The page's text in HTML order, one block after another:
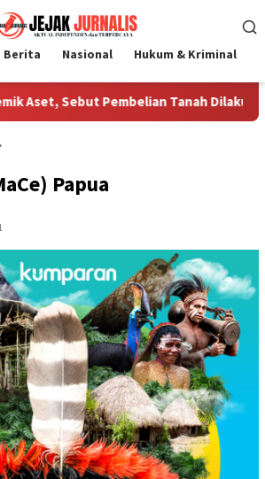
Berita Nasional Hukum & Kriminal
Pembelian Tanah Dilakukan
Papua